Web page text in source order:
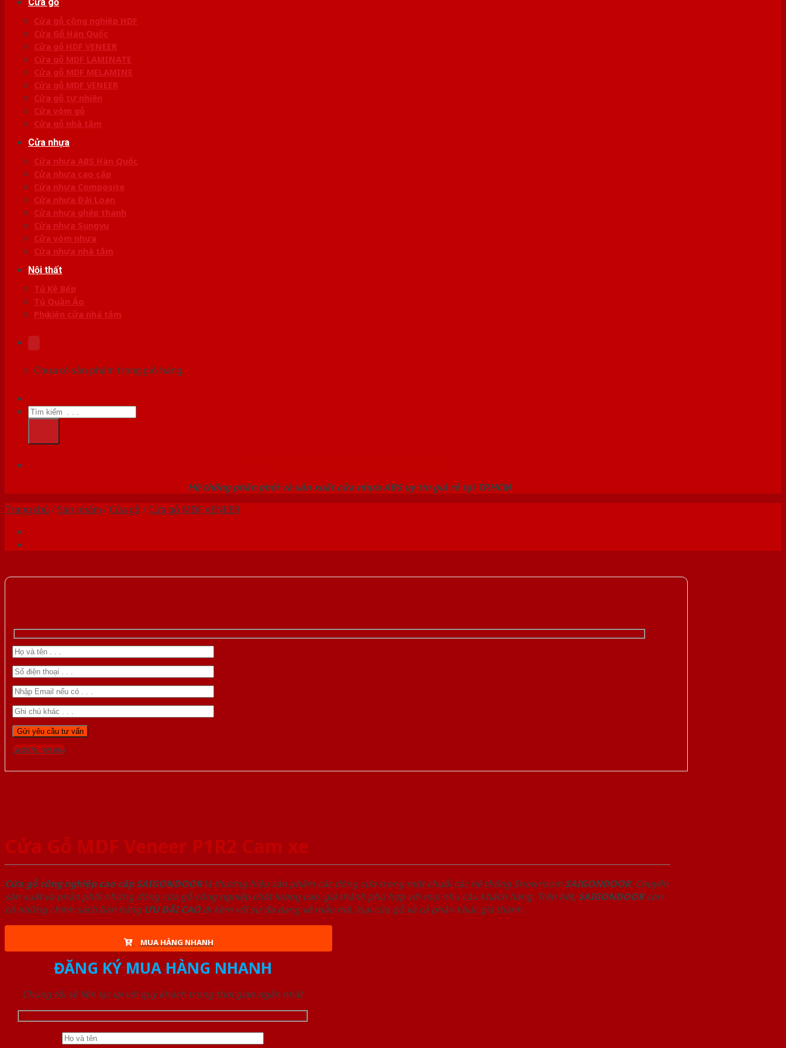
Cửa gỗ công nghiệp HDF
Cửa Gỗ Hàn Quốc
Cửa gỗ HDF VENEER
Cửa gỗ MDF LAMINATE
Cửa gỗ MDF MELAMINE
Cửa gỗ MDF VENEER
Cửa gỗ tự nhiên
Cửa vòm gỗ
Cửa gỗ nhà tắm
Cửa nhựa
Cửa nhựa ABS Hàn Quốc
Cửa nhựa cao cấp
Cửa nhựa Composite
Cửa nhựa Đài Loan
Cửa nhựa ghép thanh
Cửa nhựa Sungyu
Cửa vòm nhựa
Cửa nhựa nhà tắm
Nội thất
Tủ Kệ Bếp
Tủ Quần Áo
Phụ kiện cửa nhà tắm
Chưa có sản phẩm trong giỏ hàng.
Tìm
kiếm:
Hệ thống phân phối và sản xuất cửa nhựa ABS uy tín giá rẻ tại TP.HCM
Trang chủ /Sản phẩm /Cửa gỗ /Cửa gỗ MDF VENEER
Gọi 0976.169.864
Cửa Gỗ MDF Veneer P1R2 Cam xe
Cửa gỗ công nghiệp cao cấp SAIGONDOORlà thương hiệu sản phẩm các dòng cửa trong một chuỗi các hệ thống Showroom SAIGONDOOR. Chuyên
sản xuất và phân phối những dòng cửa gỗ công nghiệp chất lượng cao, giá thành phù hợp với mọi nhu cầu khách hàng. Trên hết, SAIGONDOORcòn
có những chính sách bán hàng ƯU ĐÃI CAOđi kèm với sự đa dạng về mẫu mã, loại cửa gỗ và cả phân khúc giá thành.
MUA HÀNG NHANH
ĐĂNG KÝ MUA HÀNG NHANH
Chúng tôi sẽ liên lạc lại với quý khách trong thời gian ngắn nhất